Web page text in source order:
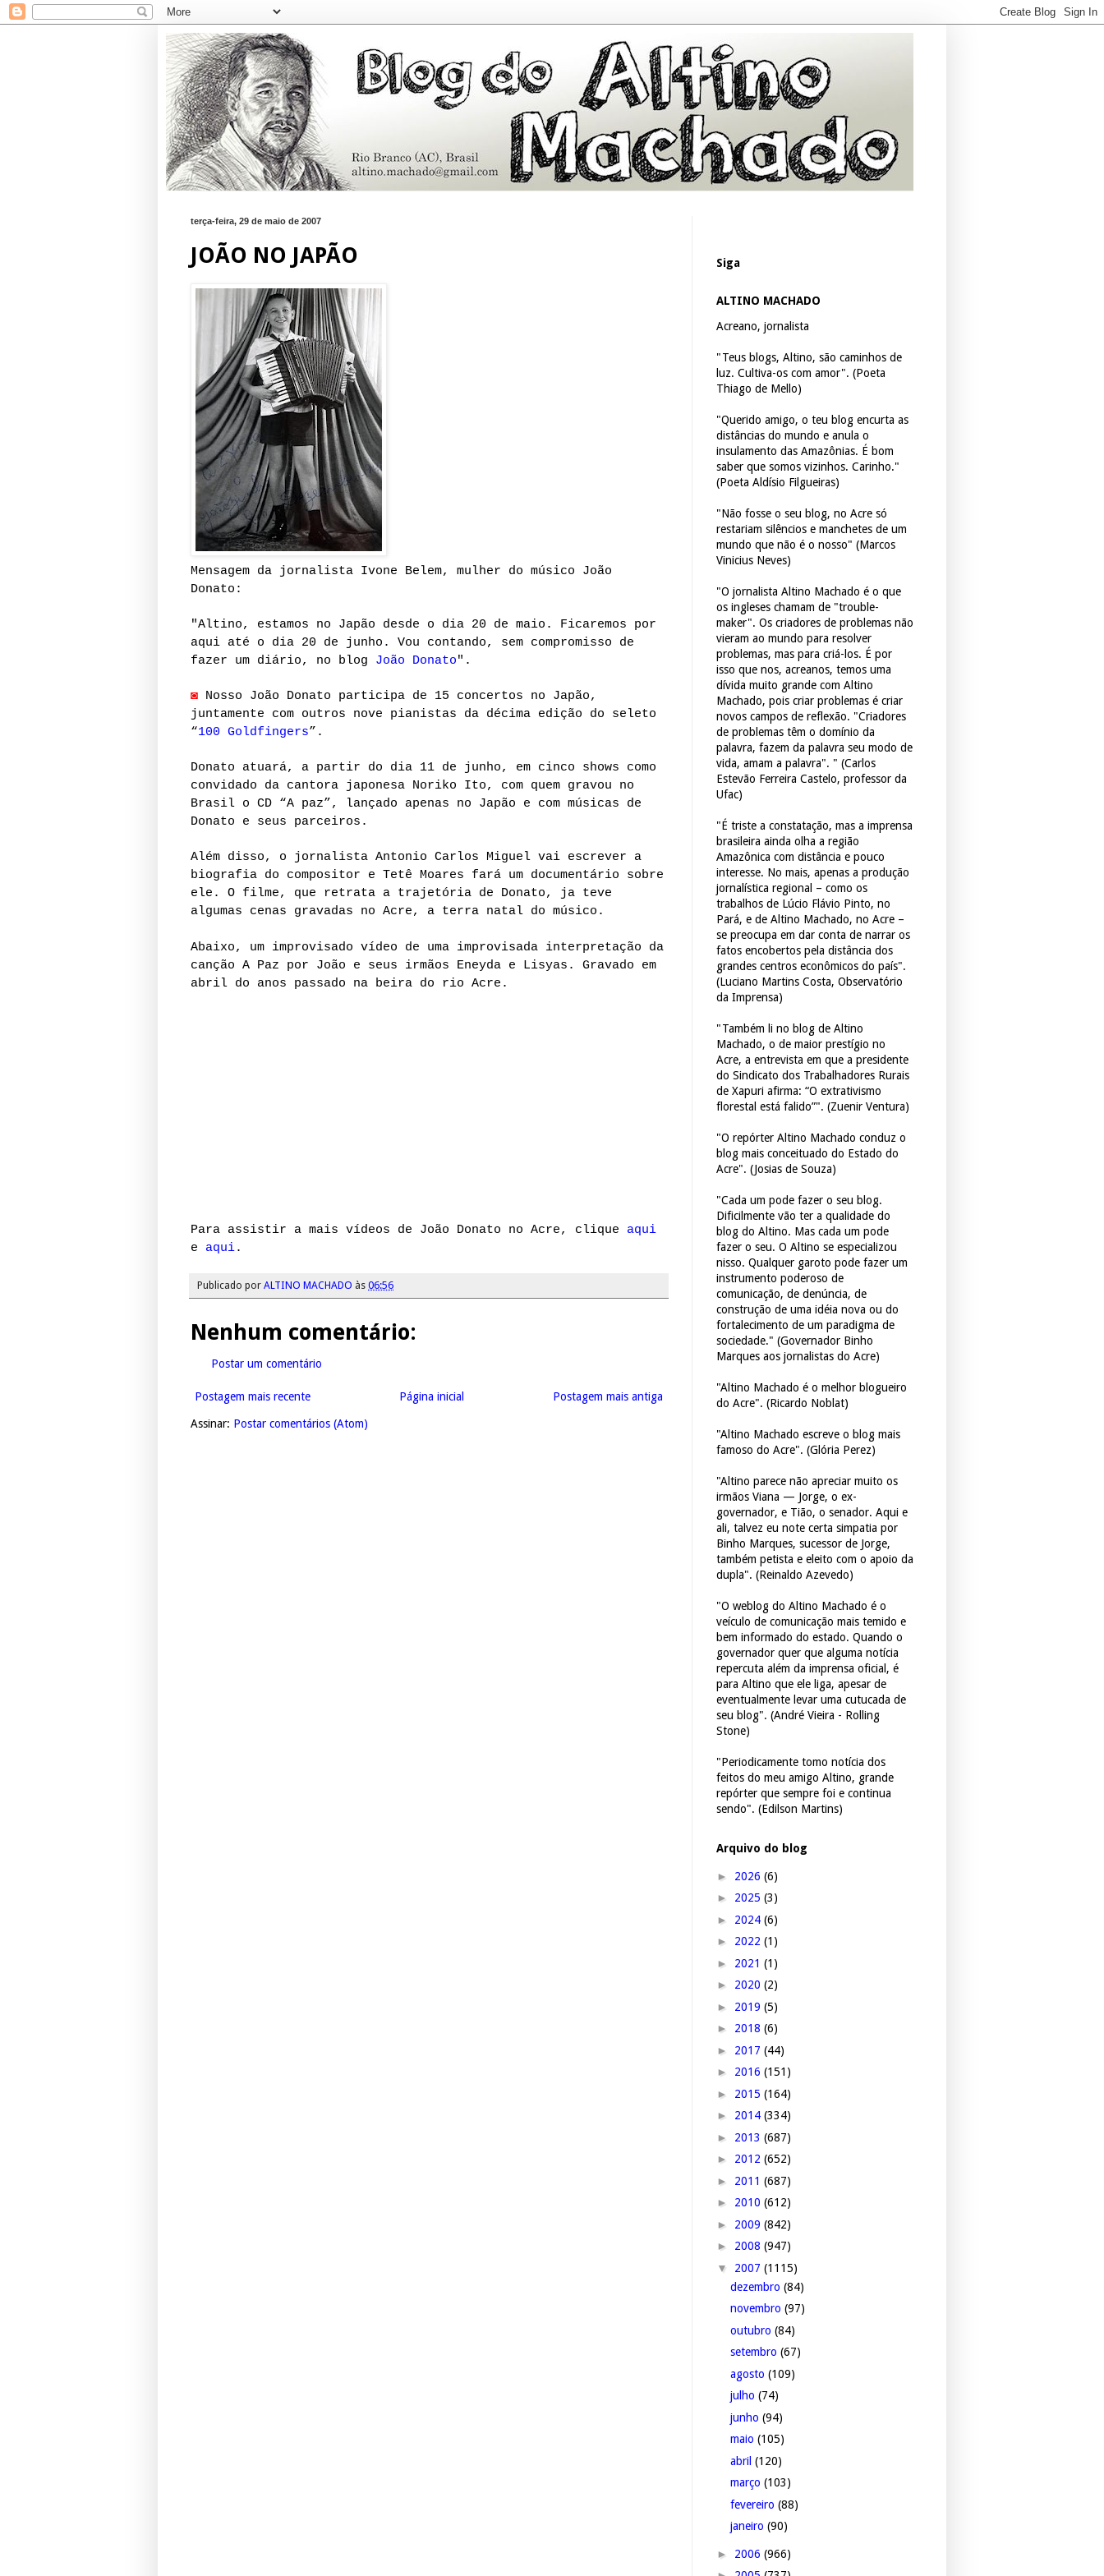
terça-feira, 29 de maio de 2007
JOÃO NO JAPÃO
Mensagem da jornalista Ivone Belem, mulher do músico João
Donato:
"Altino, estamos no Japão desde o dia 20 de maio. Ficaremos por
aqui até o dia 20 de junho. Vou contando, sem compromisso de
fazer um diário, no blog João Donato".
◙ Nosso João Donato participa de 15 concertos no Japão,
juntamente com outros nove pianistas da décima edição do seleto
“100 Goldfingers”.
Donato atuará, a partir do dia 11 de junho, em cinco shows como
convidado da cantora japonesa Noriko Ito, com quem gravou no
Brasil o CD “A paz”, lançado apenas no Japão e com músicas de
Donato e seus parceiros.
Além disso, o jornalista Antonio Carlos Miguel vai escrever a
biografia do compositor e Tetê Moares fará um documentário sobre
ele.
O filme, que retrata a trajetória de Donato, ja teve
algumas cenas gravadas no Acre, a terra natal do músico.
Abaixo, um improvisado vídeo de uma improvisada interpretação da
canção A Paz por João e seus irmãos Eneyda e Lisyas. Gravado em
abril do anos passado na beira do rio Acre.
Para assistir a mais vídeos de João Donato no Acre, clique aqui
e aqui.
Publicado por ALTINO MACHADO às 06:56
Nenhum comentário:
Postar um comentário
Postagem mais recente Postagem mais antiga
Página inicial
Assinar: Postar comentários (Atom)
Siga
ALTINO MACHADO
Acreano, jornalista
"Teus blogs, Altino, são caminhos de
luz. Cultiva-os com amor". (Poeta
Thiago de Mello)
"Querido amigo, o teu blog encurta as
distâncias do mundo e anula o
insulamento das Amazônias. É bom
saber que somos vizinhos. Carinho."
(Poeta Aldísio Filgueiras)
"Não fosse o seu blog, no Acre só
restariam silêncios e manchetes de um
mundo que não é o nosso" (Marcos
Vinicius Neves)
"O jornalista Altino Machado é o que
os ingleses chamam de "trouble-
maker". Os criadores de problemas não
vieram ao mundo para resolver
problemas, mas para criá-los. É por
isso que nos, acreanos, temos uma
dívida muito grande com Altino
Machado, pois criar problemas é criar
novos campos de reflexão. "Criadores
de problemas têm o domínio da
palavra, fazem da palavra seu modo de
vida, amam a palavra". " (Carlos
Estevão Ferreira Castelo, professor da
Ufac)
"É triste a constatação, mas a imprensa
brasileira ainda olha a região
Amazônica com distância e pouco
interesse. No mais, apenas a produção
jornalística regional – como os
trabalhos de Lúcio Flávio Pinto, no
Pará, e de Altino Machado, no Acre –
se preocupa em dar conta de narrar os
fatos encobertos pela distância dos
grandes centros econômicos do país".
(Luciano Martins Costa, Observatório
da Imprensa)
"Também li no blog de Altino
Machado, o de maior prestígio no
Acre, a entrevista em que a presidente
do Sindicato dos Trabalhadores Rurais
de Xapuri afirma: “O extrativismo
florestal está falido”". (Zuenir Ventura)
"O repórter Altino Machado conduz o
blog mais conceituado do Estado do
Acre". (Josias de Souza)
"Cada um pode fazer o seu blog.
Dificilmente vão ter a qualidade do
blog do Altino. Mas cada um pode
fazer o seu. O Altino se especializou
nisso. Qualquer garoto pode fazer um
instrumento poderoso de
comunicação, de denúncia, de
construção de uma idéia nova ou do
fortalecimento de um paradigma de
sociedade." (Governador Binho
Marques aos jornalistas do Acre)
"Altino Machado é o melhor blogueiro
do Acre". (Ricardo Noblat)
"Altino Machado escreve o blog mais
famoso do Acre". (Glória Perez)
"Altino parece não apreciar muito os
irmãos Viana — Jorge, o ex-
governador, e Tião, o senador. Aqui e
ali, talvez eu note certa simpatia por
Binho Marques, sucessor de Jorge,
também petista e eleito com o apoio da
dupla". (Reinaldo Azevedo)
"O weblog do Altino Machado é o
veículo de comunicação mais temido e
bem informado do estado. Quando o
governador quer que alguma notícia
repercuta além da imprensa oficial, é
para Altino que ele liga, apesar de
eventualmente levar uma cutucada de
seu blog". (André Vieira - Rolling
Stone)
"Periodicamente tomo notícia dos
feitos do meu amigo Altino, grande
repórter que sempre foi e continua
sendo". (Edilson Martins)
Arquivo do blog
► 2026 (6)
► 2025 (3)
► 2024 (6)
► 2022 (1)
► 2021 (1)
► 2020 (2)
► 2019 (5)
► 2018 (6)
► 2017 (44)
► 2016 (151)
► 2015 (164)
► 2014 (334)
► 2013 (687)
► 2012 (652)
► 2011 (687)
► 2010 (612)
► 2009 (842)
► 2008 (947)
▼ 2007 (1115)
dezembro (84)
novembro (97)
outubro (84)
setembro (67)
agosto (109)
julho (74)
junho (94)
maio (105)
abril (120)
março (103)
fevereiro (88)
janeiro (90)
► 2006 (966)